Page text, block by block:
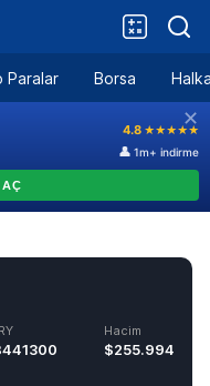
Paralar Borsa
Hacim
$255.994